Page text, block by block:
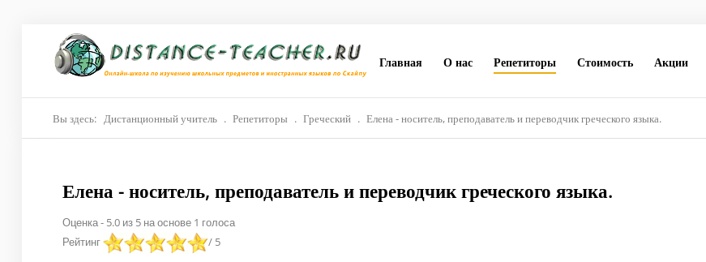
Главная
Репетиторы
Материалы
Главная О нас Репетиторы Стоимость Акции
Вы здесь: Дистанционный учитель . Репетиторы . Греческий . Елена - носитель, преподаватель и переводчик греческого языка.
Елена - носитель, преподаватель и переводчик греческого языка.
Оценка- 5.0из 5на основе 1 голоса
Рейтинг
/ 5